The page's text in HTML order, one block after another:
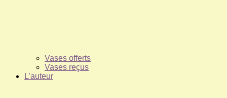
Vases offerts
Vases reçus
L’auteur